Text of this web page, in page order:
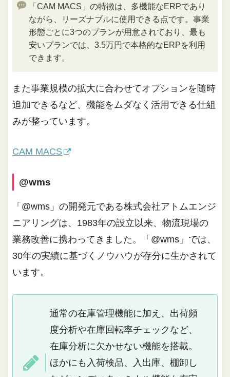
「CAM MACS」の特徴は、多機能なERPであり
ながら、リーズナブルに使用できる点です。事業
形態ごとに3つのプランが用意されており、最も
安いプランでは、3.5万円で本格的なERPを利用
できます。
また事業規模の拡大に合わせてオプションを随時
追加できるなど、機能をムダなく活用できる仕組
みが整っています。
CAM MACS
@wms
「@wms」の開発元である株式会社アトムエンジ
ニアリングは、1983年の設立以来、物流現場の
業務改善に携わってきました。「@wms」では、
30年の実績に基づくノウハウが存分に生かされて
います。
通常の在庫管理機能に加え、出荷頻
度分析や在庫回転率チェックなど、
在庫分析に欠かせない機能を搭載。
ほかにも入荷検品、入出庫、棚卸し